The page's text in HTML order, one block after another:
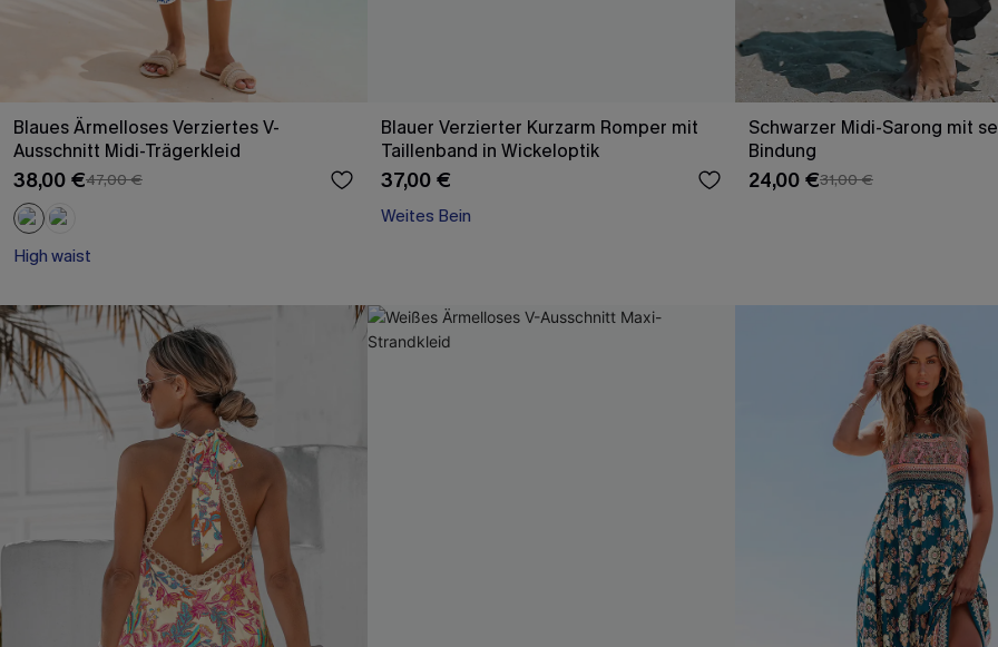
Blaues Ärmelloses Verziertes V-
Ausschnitt Midi-Trägerkleid
38,00 €47,00 €
High waist
Blauer Verzierter Kurzarm Romper mit
Taillenband in Wickeloptik
37,00 €
Weites Bein
Schwarzer Midi-Sarong mit
Bindung
24,00 €31,00 €